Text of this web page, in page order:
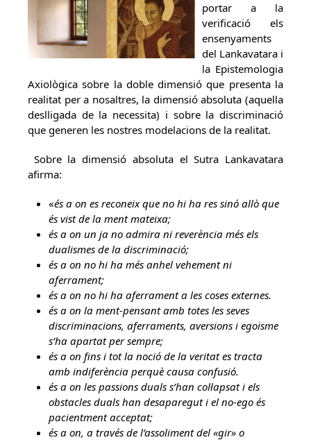
portar a la
verificació els
ensenyaments
del Lankavatara i
la Epistemologia
Axiològica sobre la doble dimensió que presenta la
realitat per a nosaltres, la dimensió absoluta (aquella
deslligada de la necessita) i sobre la discriminació
que generen les nostres modelacions de la realitat.
Sobre la dimensió absoluta el Sutra Lankavatara
afirma:
«és a on es reconeix que no hi ha res sinó allò que
és vist de la ment mateixa;
és a on un ja no admira ni reverència més els
dualismes de la discriminació;
és a on no hi ha més anhel vehement ni
aferrament;
és a on no hi ha aferrament a les coses externes.
és a on la ment-pensant amb totes les seves
discriminacions, aferraments, aversions i egoisme
s’ha apartat per sempre;
és a on fins i tot la noció de la veritat es tracta
amb indiferència perquè causa confusió.
és a on les passions duals s’han col·lapsat i els
obstacles duals han desaparegut i el no-ego és
pacientment acceptat;
és a on, a través de l’assoliment del «gir» o